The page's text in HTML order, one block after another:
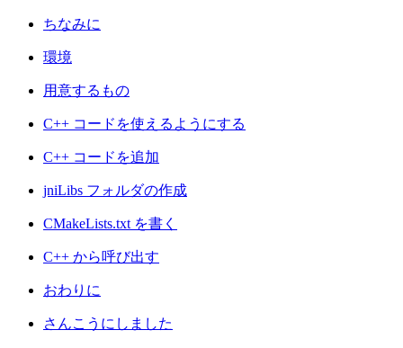
ちなみに
環境
用意するもの
C++ コードを使えるようにする
C++ コードを追加
jniLibs フォルダの作成
CMakeLists.txt を書く
C++ から呼び出す
おわりに
さんこうにしました